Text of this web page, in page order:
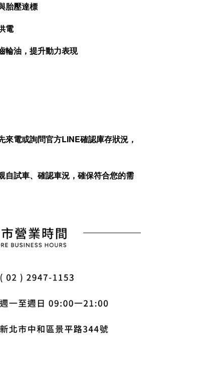
胎壓達標
電
輪油，提升動力表現
來電或詢問官方LINE確認庫存狀況，
自試車、確認車況，確保符合您的需